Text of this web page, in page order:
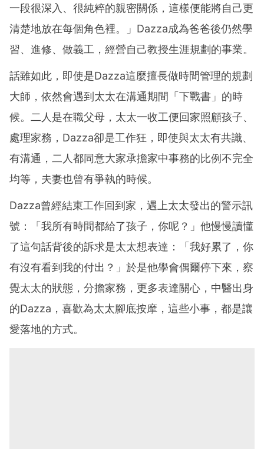
一段很深入、很純粹的親密關係，這樣便能將自己更
清楚地放在每個角色裡。」Dazza成為爸爸後仍然學
習、進修、做義工，經營自己教授生涯規劃的事業。
話雖如此，即使是Dazza這麼擅長做時間管理的規劃
大師，依然會遇到太太在溝通期間「下戰書」的時
候。二人是在職父母，太太一收工便回家照顧孩子、
處理家務，Dazza卻是工作狂，即使與太太有共識、
有溝通，二人都同意大家承擔家中事務的比例不完全
均等，夫妻也曾有爭執的時候。
Dazza曾經結束工作回到家，遇上太太發出的警示訊
號：「我所有時間都給了孩子，你呢？」他慢慢讀懂
了這句話背後的訴求是太太想表達：「我好累了，你
有沒有看到我的付出？」於是他學會偶爾停下來，察
覺太太的狀態，分擔家務，更多表達關心，中醫出身
的Dazza，喜歡為太太腳底按摩，這些小事，都是讓
愛落地的方式。